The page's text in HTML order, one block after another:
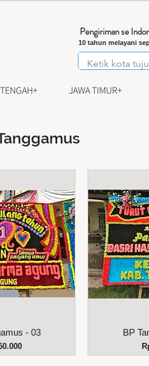
10 tahun melayani
Pengiriman se
JAWA TIMUR+
Cepat- 03 BP